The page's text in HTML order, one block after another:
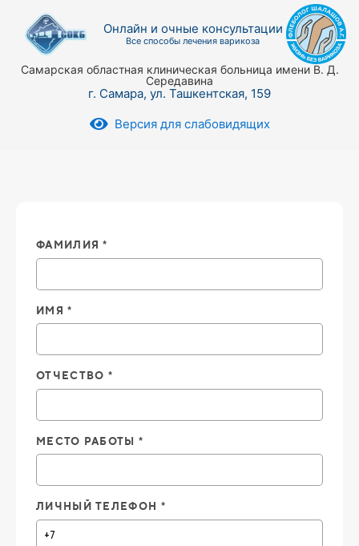
Онлайн и очные консультации
Все способы лечения варикоза
Самарская областная клиническая больница имени В. Д.
Середавина
г. Самара, ул. Ташкентская, 159
Версия для слабовидящих
ФАМИЛИЯ *
ИМЯ *
ОТЧЕСТВО *
МЕСТО РАБОТЫ *
ЛИЧНЫЙ ТЕЛЕФОН *